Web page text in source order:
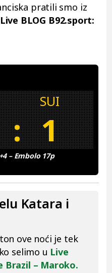
pratili smo iz
Live BLOG B92.sport:
– Embolo 17p
SUI
: 1
Katara i
ove noći je tek
selimo u Live
Brazil – Maroko.